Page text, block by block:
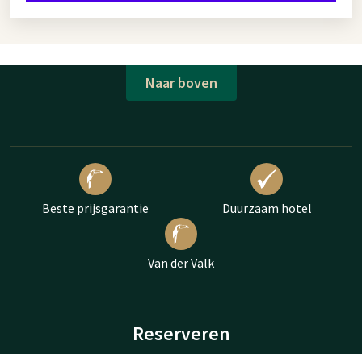
Naar boven
Beste prijsgarantie Duurzaam hotel
Van der Valk
Reserveren